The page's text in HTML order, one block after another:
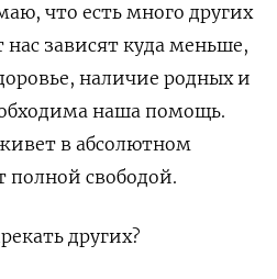
что есть много других
зависят куда меньше,
наличие родных и
наша помощь.
в абсолютном
полной свободой.
других?